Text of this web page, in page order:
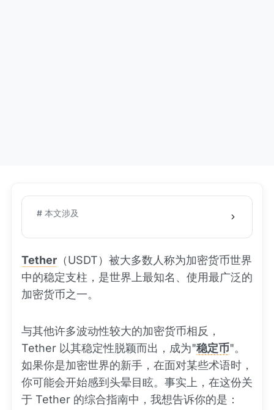
# 本文涉及
Tether （USDT）被大多数人称为加密货币世界
中的稳定支柱，是世界上最知名、使用最广泛的
加密货币之一。
与其他许多波动性较大的加密货币相反，
Tether 以其稳定性脱颖而出，成为"稳定币"。
如果你是加密世界的新手，在面对某些术语时，
你可能会开始感到头晕目眩。事实上，在这份关
于 Tether 的综合指南中，我想告诉你的是：